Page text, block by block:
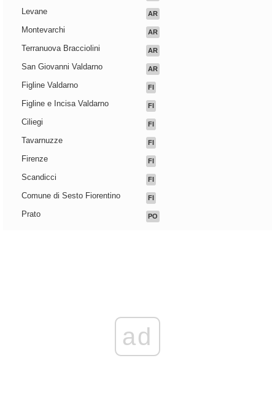
Levane AR
Montevarchi AR
Terranuova Bracciolini AR
San Giovanni Valdarno AR
Figline Valdarno FI
Figline e Incisa Valdarno FI
Ciliegi FI
Tavarnuzze FI
Firenze FI
Scandicci FI
Comune di Sesto Fiorentino FI
Prato PO
ad